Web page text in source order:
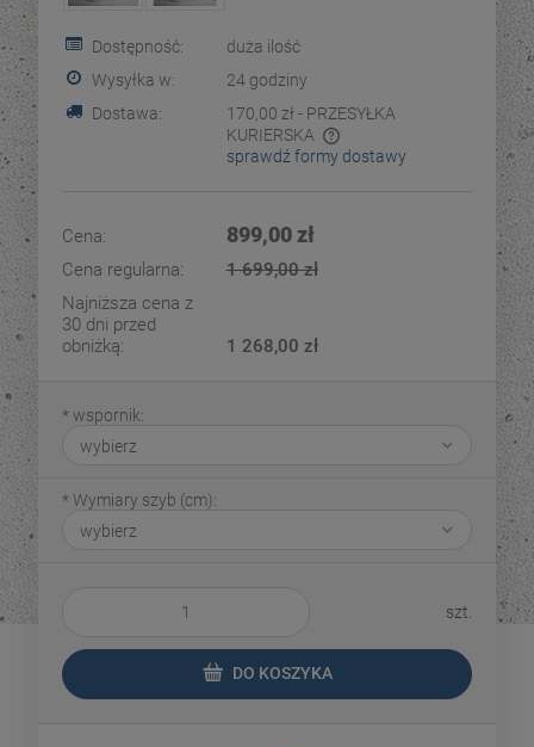
Dostępność:
duża ilość
Wysyłka w:
24 godziny
Dostawa:
170,00 zł - PRZESYŁKA
KURIERSKA
Cena nie zawiera ewentualnych kosztów płatności
sprawdź formy dostawy
Cena: 899,00 zł
Cena regularna:
1 699,00 zł
Najniższa cena z
30 dni przed
obniżką:
1 268,00 zł
*wspornik:
*Wymiary szyb (cm):
szt.
DO KOSZYKA